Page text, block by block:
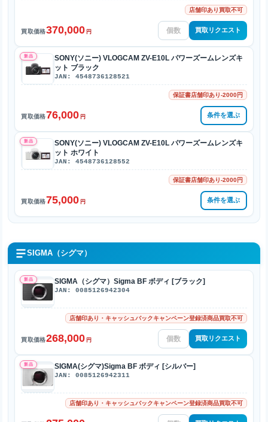
店舗印あり買取不可
買取価格370,000 円 買取リクエスト
新品
SONY(ソニー) VLOGCAM ZV-E10L パワーズームレンズキ
ット ブラック
JAN: 4548736128521
保証書店舗印あり-2000円
買取価格76,000 円 条件を選ぶ
新品
SONY(ソニー) VLOGCAM ZV-E10L パワーズームレンズキ
ット ホワイト
JAN: 4548736128552
保証書店舗印あり-2000円
買取価格75,000 円 条件を選ぶ
SIGMA（シグマ）
新品 SIGMA（シグマ）Sigma BF ボディ [ブラック]
JAN: 0085126942304
店舗印あり・キャッシュバックキャンペーン登録済商品買取不可
買取価格268,000 円 買取リクエスト
新品 SIGMA(シグマ)Sigma BF ボディ [シルバー]
JAN: 0085126942311
店舗印あり・キャッシュバックキャンペーン登録済商品買取不可